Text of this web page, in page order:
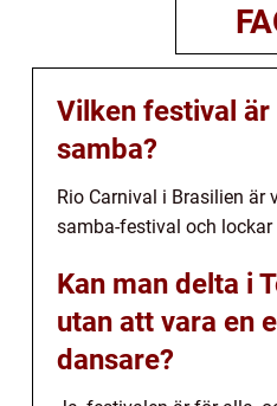
Vilken festival
samba?
Rio Carnival i Brasilien är
samba-festival och
Kan man delta i
utan att vara en
dansare?